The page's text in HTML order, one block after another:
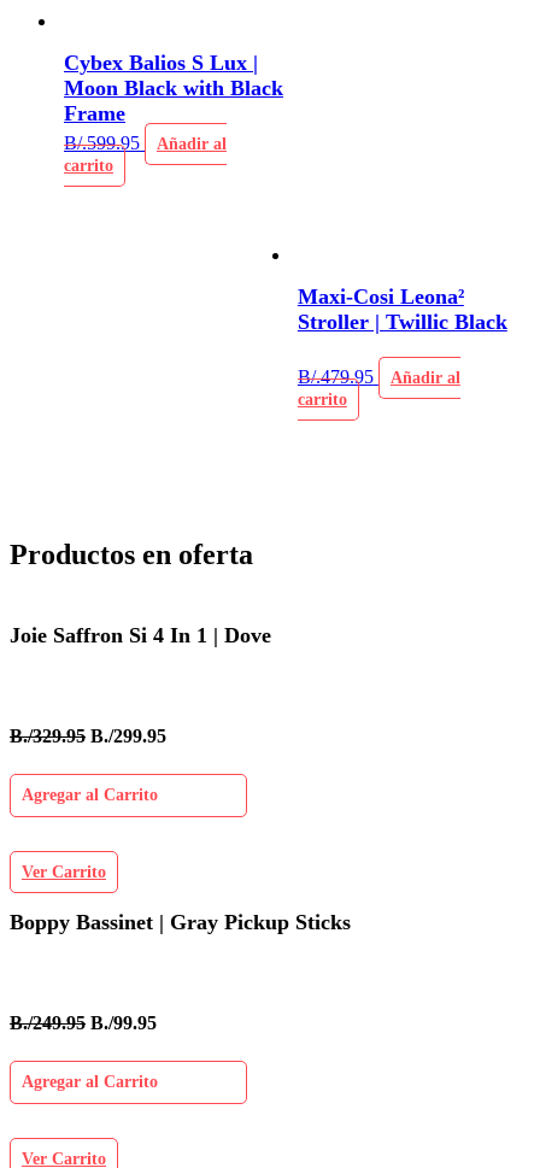
Cybex Balios S Lux |
Moon Black with Black
Frame
B/.599.95
Añadir al
carrito
Maxi-Cosi Leona²
Stroller | Twillic Black
B/.479.95
Añadir al
carrito
Productos en oferta
Joie Saffron Si 4 In 1 | Dove
B./329.95 B./299.95
Agregar al Carrito
Ver Carrito
Boppy Bassinet | Gray Pickup Sticks
B./249.95 B./99.95
Agregar al Carrito
Ver Carrito